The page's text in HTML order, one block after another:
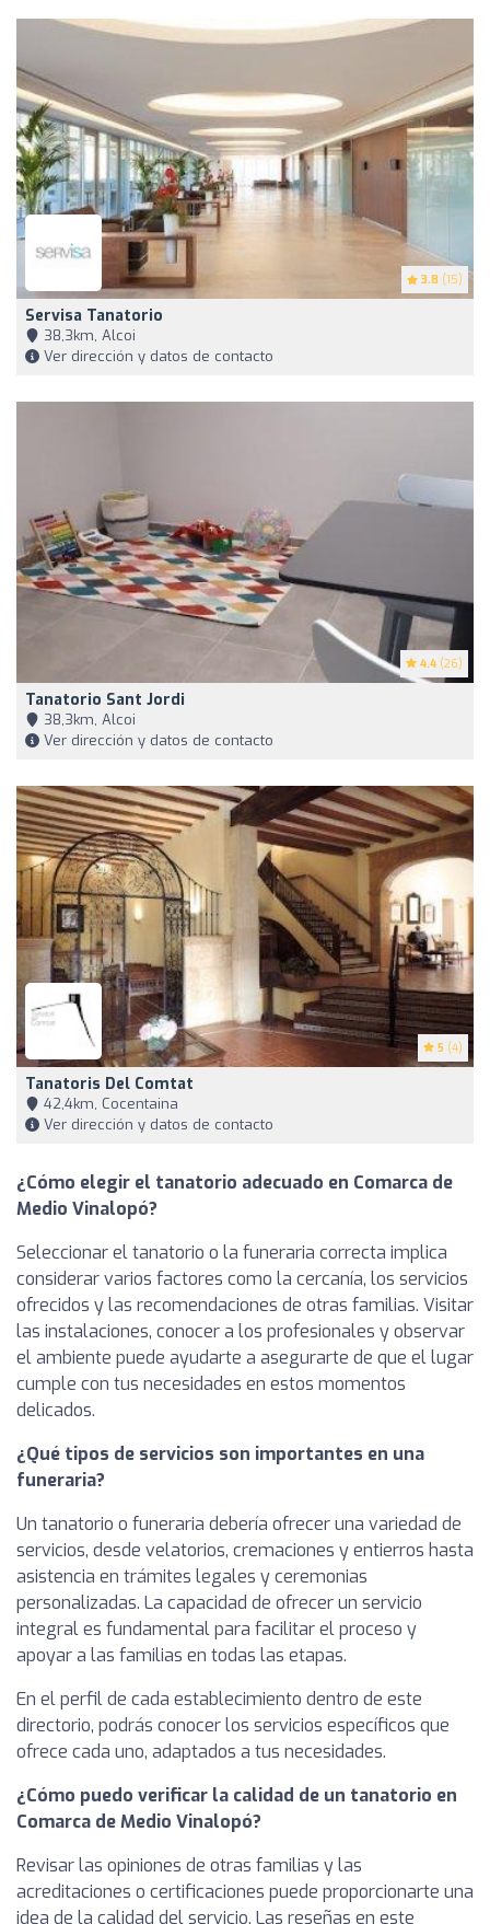
3.8 (15)
Servisa Tanatorio
38,3km, Alcoi
Ver dirección y datos de contacto
4.4 (26)
Tanatorio Sant Jordi
38,3km, Alcoi
Ver dirección y datos de contacto
5 (4)
Tanatoris Del Comtat
42,4km, Cocentaina
Ver dirección y datos de contacto
¿Cómo elegir el tanatorio adecuado en Comarca de
Medio Vinalopó?
Seleccionar el tanatorio o la funeraria correcta implica
considerar varios factores como la cercanía, los servicios
ofrecidos y las recomendaciones de otras familias. Visitar
las instalaciones, conocer a los profesionales y observar
el ambiente puede ayudarte a asegurarte de que el lugar
cumple con tus necesidades en estos momentos
delicados.
¿Qué tipos de servicios son importantes en una
funeraria?
Un tanatorio o funeraria debería ofrecer una variedad de
servicios, desde velatorios, cremaciones y entierros hasta
asistencia en trámites legales y ceremonias
personalizadas. La capacidad de ofrecer un servicio
integral es fundamental para facilitar el proceso y
apoyar a las familias en todas las etapas.
En el perfil de cada establecimiento dentro de este
directorio, podrás conocer los servicios específicos que
ofrece cada uno, adaptados a tus necesidades.
¿Cómo puedo verificar la calidad de un tanatorio en
Comarca de Medio Vinalopó?
Revisar las opiniones de otras familias y las
acreditaciones o certificaciones puede proporcionarte una
idea de la calidad del servicio. Las reseñas en este